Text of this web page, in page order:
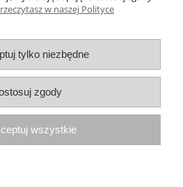
Informacje
O nas
21 1050 1445
4895 6635
Medverita Group
Krakowska 94
w naszej Polityce
tylko niezbędne
zgody
wszystkie